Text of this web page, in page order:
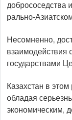
добрососедства
рально-
Несомненно,
государствами
Казахстан в
обладая
экономическим,